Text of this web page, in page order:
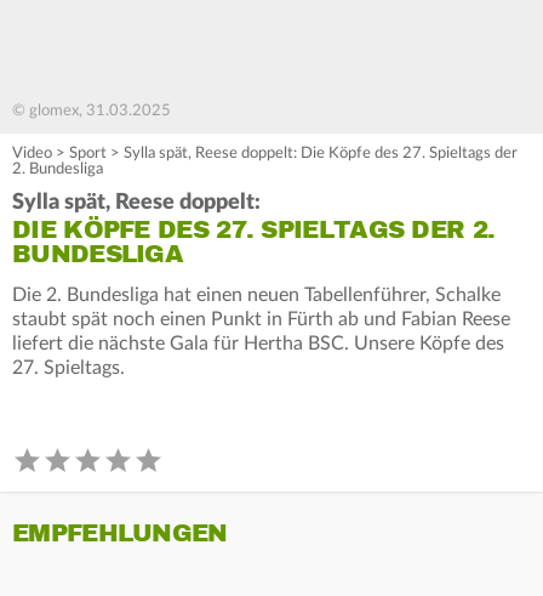
© glomex, 31.03.2025
Video > Sport > Sylla spät, Reese doppelt: Die Köpfe des 27. Spieltags der
2. Bundesliga
Sylla spät, Reese doppelt:
DIE KÖPFE DES 27. SPIELTAGS DER 2.
BUNDESLIGA
Die 2. Bundesliga hat einen neuen Tabellenführer, Schalke
staubt spät noch einen Punkt in Fürth ab und Fabian Reese
liefert die nächste Gala für Hertha BSC. Unsere Köpfe des
27. Spieltags.
EMPFEHLUNGEN